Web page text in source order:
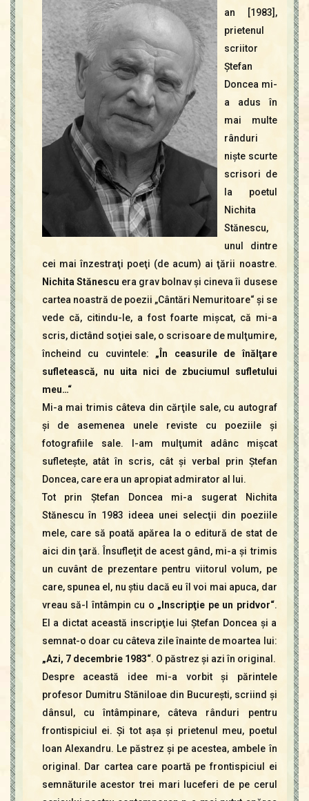
an [1983],
prietenul
scriitor
Ştefan
Doncea mi-
a adus în
mai multe
rânduri
nişte scurte
scrisori de
la poetul
Nichita
Stănescu,
unul dintre
cei mai înzestraţi poeţi (de acum) ai ţării noastre.
Nichita Stănescu era grav bolnav şi cineva îi dusese
cartea noastră de poezii „Cântări Nemuritoare“ şi se
vede că, citindu-le, a fost foarte mişcat, că mi-a
scris, dictând soţiei sale, o scrisoare de mulţumire,
încheind cu cuvintele: „În ceasurile de înălţare
sufletească, nu uita nici de zbuciumul sufletului
meu…“
Mi-a mai trimis câteva din cărţile sale, cu autograf
şi de asemenea unele reviste cu poeziile şi
fotografiile sale. I-am mulţumit adânc mişcat
sufleteşte, atât în scris, cât şi verbal prin Ştefan
Doncea, care era un apropiat admirator al lui.
Tot prin Ştefan Doncea mi-a sugerat Nichita
Stănescu în 1983 ideea unei selecţii din poeziile
mele, care să poată apărea la o editură de stat de
aici din ţară. Însufleţit de acest gând, mi-a şi trimis
un cuvânt de prezentare pentru viitorul volum, pe
care, spunea el, nu ştiu dacă eu îl voi mai apuca, dar
vreau să-l întâmpin cu o „Inscripţie pe un pridvor“.
El a dictat această inscripţie lui Ştefan Doncea şi a
semnat-o doar cu câteva zile înainte de moartea lui:
„Azi, 7 decembrie 1983“. O păstrez şi azi în original.
Despre această idee mi-a vorbit şi părintele
profesor Dumitru Stăniloae din Bucureşti, scriind şi
dânsul, cu întâmpinare, câteva rânduri pentru
frontispiciul ei. Şi tot aşa şi prietenul meu, poetul
Ioan Alexandru. Le păstrez şi pe acestea, ambele în
original. Dar cartea care poartă pe frontispiciul ei
semnăturile acestor trei mari luceferi de pe cerul